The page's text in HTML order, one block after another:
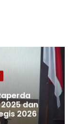
dan
2026